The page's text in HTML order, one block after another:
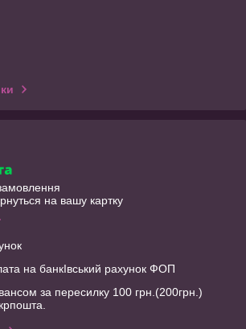
на вашу картку
на банкІвський рахунок ФОП
за пересилку 100 грн.(200грн.)